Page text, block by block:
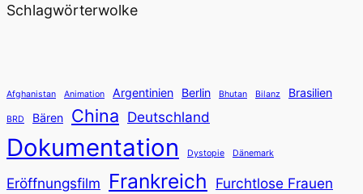
Schlagwörterwolke
Afghanistan Animation Argentinien Berlin Bhutan Bilanz Brasilien
BRD Bären China Deutschland
Dokumentation Dystopie Dänemark
Eröffnungsfilm Frankreich Furchtlose Frauen